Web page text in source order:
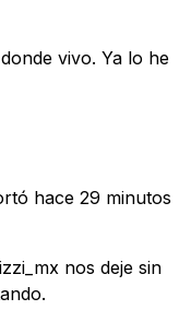
vivo. Ya lo he
hace 29 minutos
nos deje sin